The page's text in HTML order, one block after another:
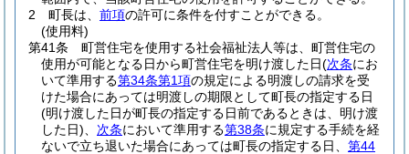
2
町長は、 前項の許可に条件を付すことができる。
(使用料)
第41条
町営住宅を使用する社会福祉法人等は、町営住宅の
使用が可能となる日から町営住宅を明け渡した日(次条にお
いて準用する第34条第1項の規定による明渡しの請求を受
けた場合にあっては明渡しの期限として町長の指定する日
(明け渡した日が町長の指定する日前であるときは、明け渡
した日)
次条において準用する第38条に規定する手続を経
ないで立ち退いた場合にあっては町長の指定する日、 第44